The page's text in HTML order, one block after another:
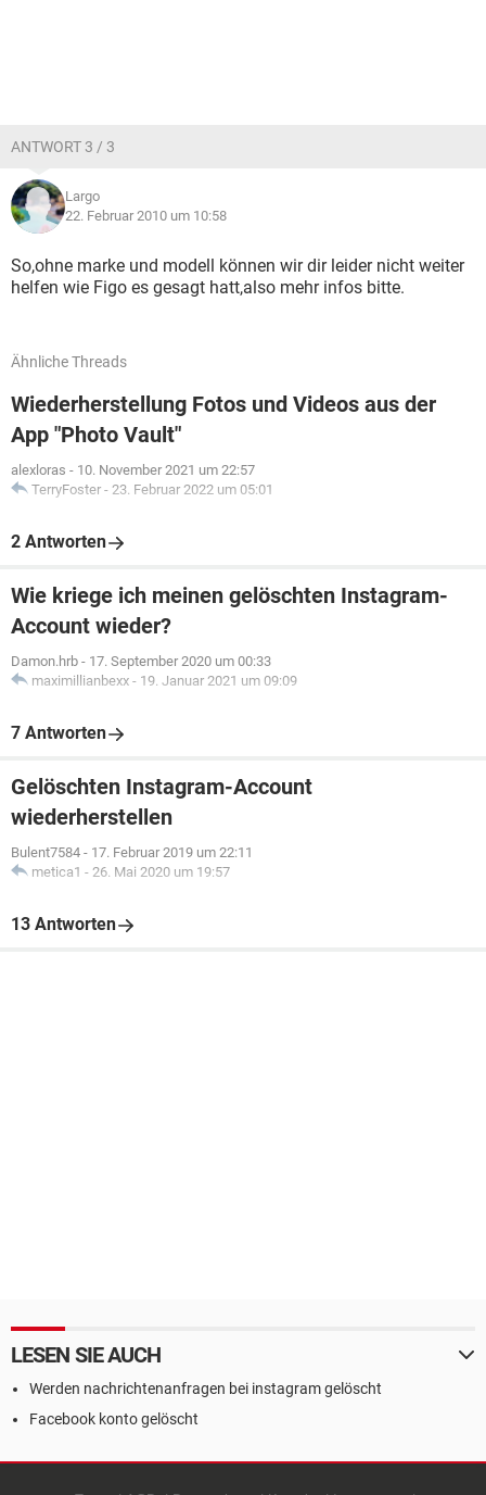
ANTWORT 3 / 3
Largo
22. Februar 2010 um 10:58
So,ohne marke und modell können wir dir leider nicht weiter
helfen wie Figo es gesagt hatt,also mehr infos bitte.
Ähnliche Threads
Wiederherstellung Fotos und Videos aus der
App "Photo Vault"
alexloras - 10. November 2021 um 22:57
TerryFoster - 23. Februar 2022 um 05:01
2 Antworten
Wie kriege ich meinen gelöschten Instagram-
Account wieder?
Damon.hrb - 17. September 2020 um 00:33
maximillianbexx - 19. Januar 2021 um 09:09
7 Antworten
Gelöschten Instagram-Account
wiederherstellen
Bulent7584 - 17. Februar 2019 um 22:11
metica1 - 26. Mai 2020 um 19:57
13 Antworten
LESEN SIE AUCH
Werden nachrichtenanfragen bei instagram gelöscht
Facebook konto gelöscht